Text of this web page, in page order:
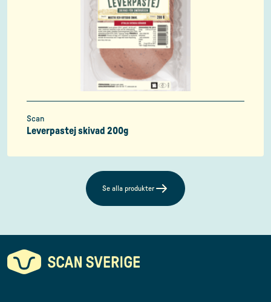
Scan
Leverpastej skivad 200g
Se alla produkter